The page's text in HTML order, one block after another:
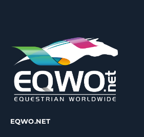
EQWO.NET